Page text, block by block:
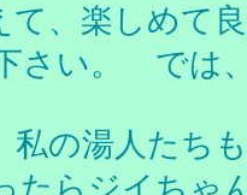
て、楽しめて
さい。 では
私の湯人たち
たらジイちゃ